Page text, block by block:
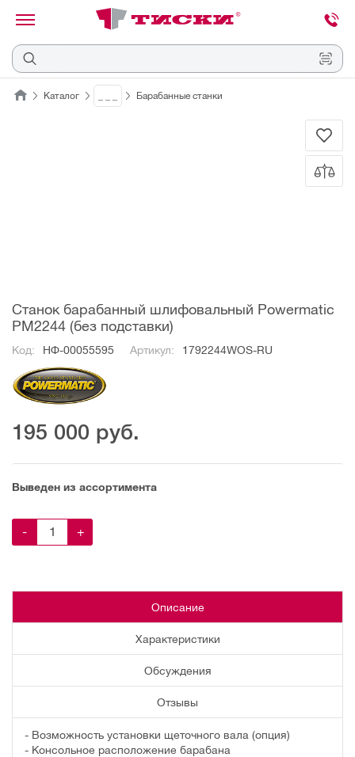
Отмена
Каталог Барабанные станки
Станок барабанный шлифовальный Powermatic
PM2244 (без подставки)
Код: НФ-00055595 Артикул: 1792244WOS-RU
195 000 руб.
Выведен из ассортимента
- +
Описание
Характеристики
Обсуждения
Отзывы
- Возможность установки щеточного вала (опция)
- Консольное расположение барабана